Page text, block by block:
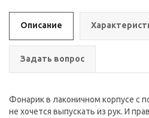
Описание
Задать вопрос
Фонарик в лаконичном корпусе с
не хочется выпускать из рук. И